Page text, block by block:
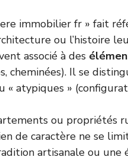
immobilier fr » fait
ou l’histoire
associé à des
cheminées). Il se
atypiques »
ou propriétés
de caractère ne se
artisanale ou une